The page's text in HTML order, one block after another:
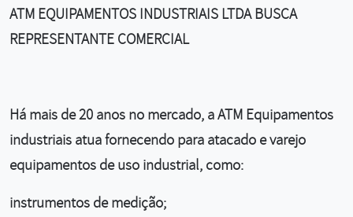
ATM EQUIPAMENTOS INDUSTRIAIS LTDA BUSCA
REPRESENTANTE COMERCIAL
Há mais de 20 anos no mercado, a ATM Equipamentos
industriais atua fornecendo para atacado e varejo
equipamentos de uso industrial, como:
instrumentos de medição;